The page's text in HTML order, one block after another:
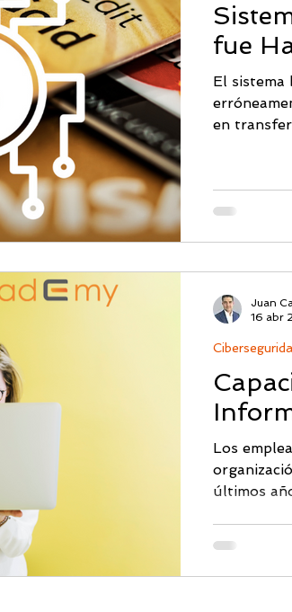
fue
El sistema
en
Los
últimos
Juan
16 abr